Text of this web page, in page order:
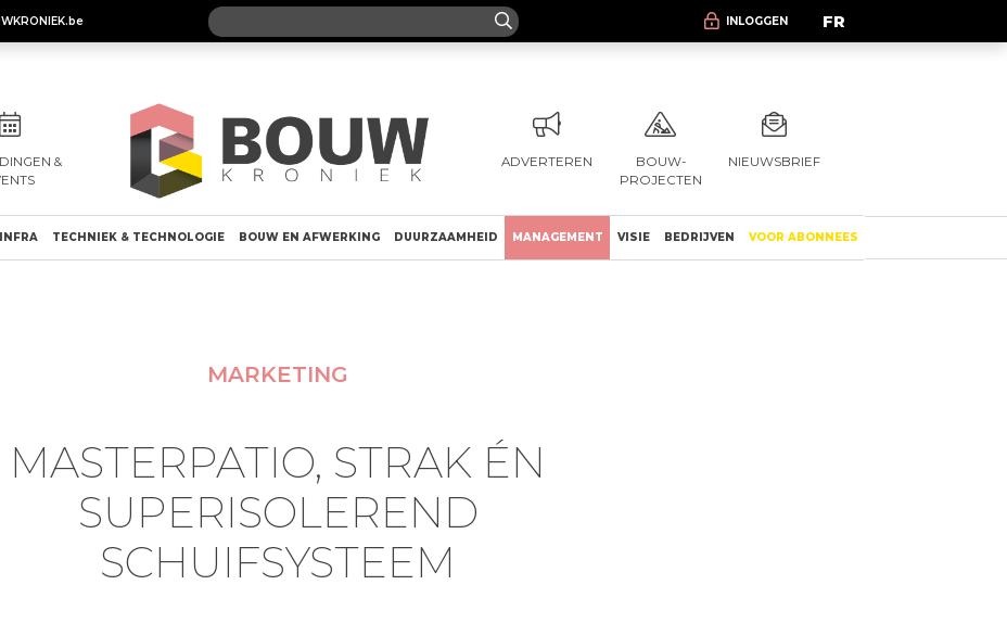
INLOGGEN FR
&
ADVERTEREN
BOUW-
PROJECTEN
NIEUWSBRIEF
TECHNIEK & TECHNOLOGIE BOUW EN AFWERKING DUURZAAMHEID MANAGEMENT VISIE BEDRIJVEN VOOR ABONNEES
MARKETING
MASTERPATIO, STRAK ÉN
SUPERISOLEREND
SCHUIFSYSTEEM